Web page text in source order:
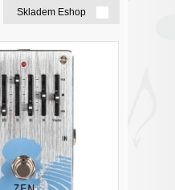
Skladem Eshop